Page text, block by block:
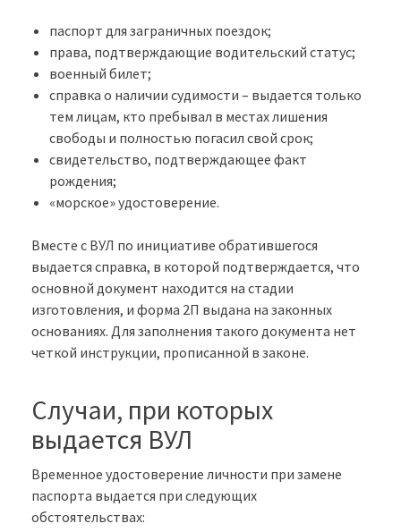
паспорт для заграничных поездок;
права, подтверждающие водительский статус;
военный билет;
справка о наличии судимости – выдается только
тем лицам, кто пребывал в местах лишения
свободы и полностью погасил свой срок;
свидетельство, подтверждающее факт
рождения;
«морское» удостоверение.
Вместе с ВУЛ по инициативе обратившегося
выдается справка, в которой подтверждается, что
основной документ находится на стадии
изготовления, и форма 2П выдана на законных
основаниях. Для заполнения такого документа нет
четкой инструкции, прописанной в законе.
Случаи, при которых
выдается ВУЛ
Временное удостоверение личности при замене
паспорта выдается при следующих
обстоятельствах: